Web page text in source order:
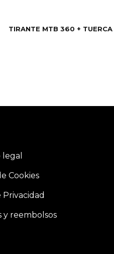
TIRANTE MTB 360 + TUERCA
legal
Cookies
y reembolsos